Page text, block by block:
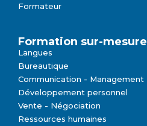
Formateur
Formation sur-mesure
Langues
Bureautique
Communication - Management
Développement personnel
Vente - Négociation
Ressources humaines